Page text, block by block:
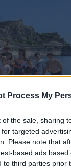
Process My
of the sale, sharing
targeted
Please note that
based ads
to third parties